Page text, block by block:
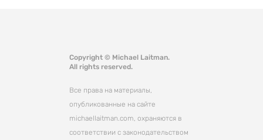
Copyright © Michael Laitman.
All rights reserved.
Все права на материалы,
опубликованные на сайте
michaellaitman.com, охраняются в
соответствии с законодательством